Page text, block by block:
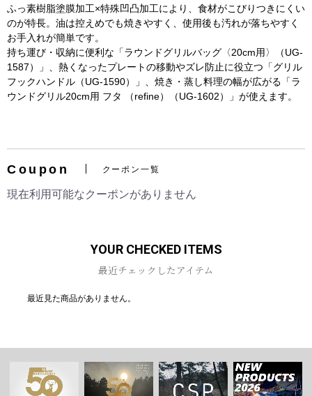
お買い物を続ける カートへ進む
ふっ素樹脂塗膜加工×特殊凹凸加工により、食材がこびりつきにくい
のが特長。油は控えめでも焼きやすく、使用後も汚れが落ちやすく
お手入れが簡単です。
持ち運び・収納に便利な「ラウンドグリルバッグ〈20cm用〉（UG-
1587）」、熱くなったプレートの移動やズレ防止に役立つ「グリル
フックハンドル（UG-1590）」、焼き・蒸し料理の幅が広がる「ラ
ウンドグリル20cm用 フタ （refine）（UG-1602）」が使えます。
Coupon クーポン一覧
現在利用可能なクーポンがありません
YOUR CHECKED ITEMS
最近チェックしたアイテム
最近見た商品がありません。